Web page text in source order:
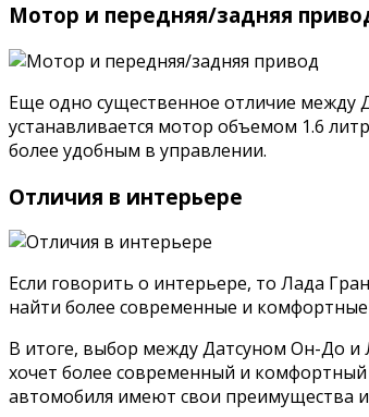
Мотор и передняя/задняя
Еще одно существенное отличие
устанавливается мотор объемом 1.6
более удобным в управлении.
Отличия в интерьере
Если говорить о интерьере, то Лада
найти более современные и
В итоге, выбор между Датсуном Он-До и
хочет более современный и
автомобиля имеют свои преимущества и